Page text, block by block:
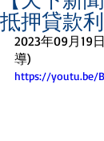
抵押貸款
2023年09月19
導)
https://youtu.be/